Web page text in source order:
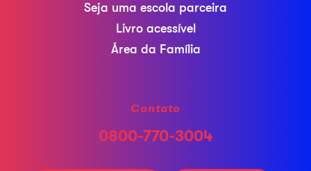
Seja uma escola parceira
Livro acessível
Área da Família
Contato
0800-770-3004